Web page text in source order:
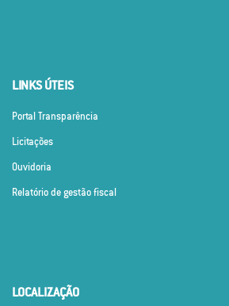
LINKS ÚTEIS
Portal Transparência
Licitações
Ouvidoria
Relatório de gestão fiscal
LOCALIZAÇÃO